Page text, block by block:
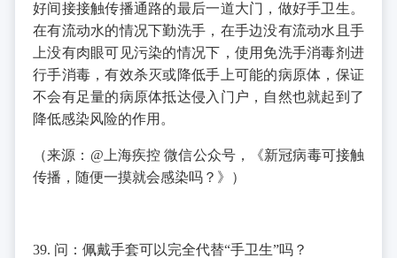
好间接接触传播通路的最后一道大门，做好手卫生。
在有流动水的情况下勤洗手，在手边没有流动水且手
上没有肉眼可见污染的情况下，使用免洗手消毒剂进
行手消毒，有效杀灭或降低手上可能的病原体，保证
不会有足量的病原体抵达侵入门户，自然也就起到了
降低感染风险的作用。
（来源：@上海疾控 微信公众号，《新冠病毒可接触
传播，随便一摸就会感染吗？》）
39. 问：佩戴手套可以完全代替“手卫生”吗？